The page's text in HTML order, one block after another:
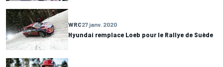
WRC27 janv. 2020
Hyundai remplace Loeb pour le Rallye de Suède